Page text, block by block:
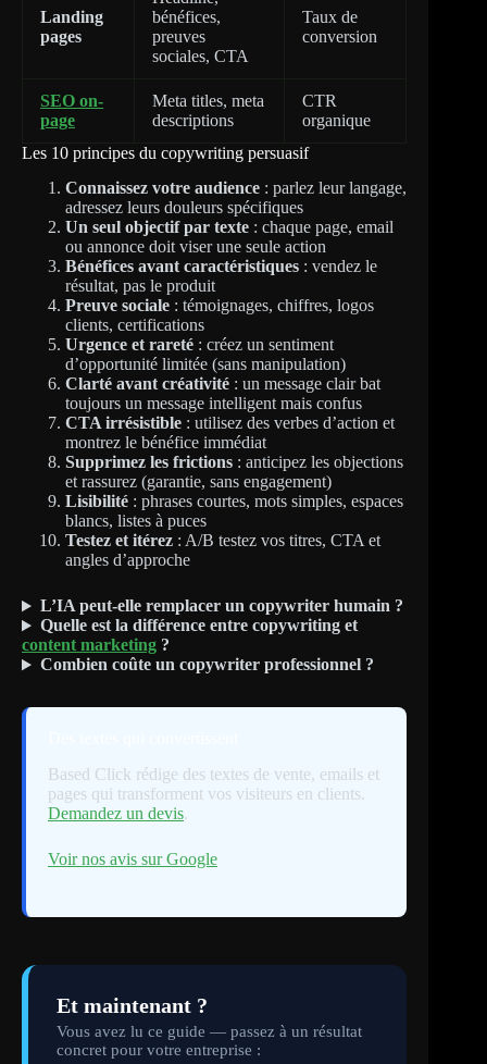
Landing
pages
bénéfices,
preuves
sociales, CTA
Taux de
conversion
SEO on-
page
Meta titles, meta
descriptions
CTR
organique
Les 10 principes du copywriting persuasif
Connaissez votre audience : parlez leur langage,
adressez leurs douleurs spécifiques
Un seul objectif par texte : chaque page, email
ou annonce doit viser une seule action
Bénéfices avant caractéristiques : vendez le
résultat, pas le produit
Preuve sociale : témoignages, chiffres, logos
clients, certifications
Urgence et rareté : créez un sentiment
d’opportunité limitée (sans manipulation)
Clarté avant créativité : un message clair bat
toujours un message intelligent mais confus
CTA irrésistible : utilisez des verbes d’action et
montrez le bénéfice immédiat
Supprimez les frictions : anticipez les objections
et rassurez (garantie, sans engagement)
Lisibilité : phrases courtes, mots simples, espaces
blancs, listes à puces
Testez et itérez : A/B testez vos titres, CTA et
angles d’approche
L’IA peut-elle remplacer un copywriter humain ?
Quelle est la différence entre copywriting et
content marketing ?
Combien coûte un copywriter professionnel ?
Based Click rédige des textes de vente, emails et
pages qui transforment vos visiteurs en clients.
Demandez un devis.
Voir nos avis sur Google
Et maintenant ?
Vous avez lu ce guide — passez à un résultat
concret pour votre entreprise :